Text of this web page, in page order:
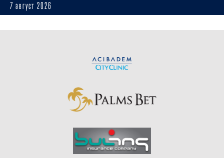
7 август 2026